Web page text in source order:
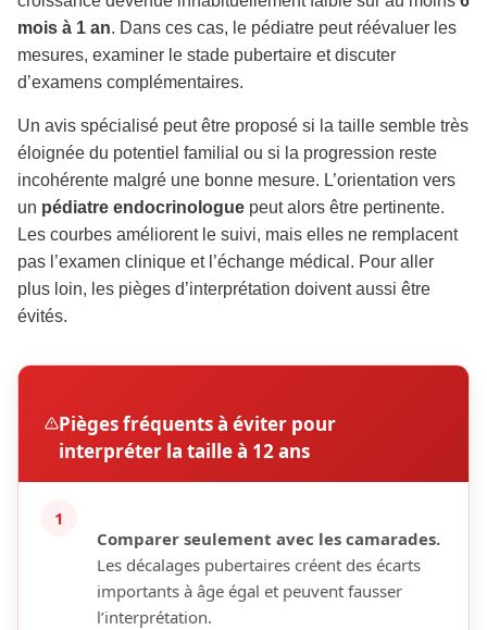
mois à 1 an. Dans ces cas, le pédiatre peut réévaluer les
mesures, examiner le stade pubertaire et discuter
d’examens complémentaires.
Un avis spécialisé peut être proposé si la taille semble très
éloignée du potentiel familial ou si la progression reste
incohérente malgré une bonne mesure. L’orientation vers
un pédiatre endocrinologue peut alors être pertinente.
Les courbes améliorent le suivi, mais elles ne remplacent
pas l’examen clinique et l’échange médical. Pour aller
plus loin, les pièges d’interprétation doivent aussi être
évités.
Pièges fréquents à éviter pour
interpréter la taille à 12 ans
1
Comparer seulement avec les camarades.
Les décalages pubertaires créent des écarts
importants à âge égal et peuvent fausser
l’interprétation.